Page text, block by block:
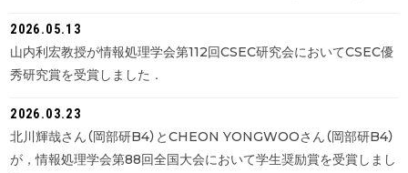
2026.05.13
山内利宏教授が情報処理学会第112回CSEC研究会においてCSEC優
秀研究賞を受賞しました．
2026.03.23
北川輝哉さん（岡部研B4）とCHEON YONGWOOさん（岡部研B4）
が，情報処理学会第88回全国大会において学生奨励賞を受賞しまし